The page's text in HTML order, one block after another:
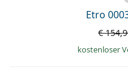
Etro
€
kostenloser